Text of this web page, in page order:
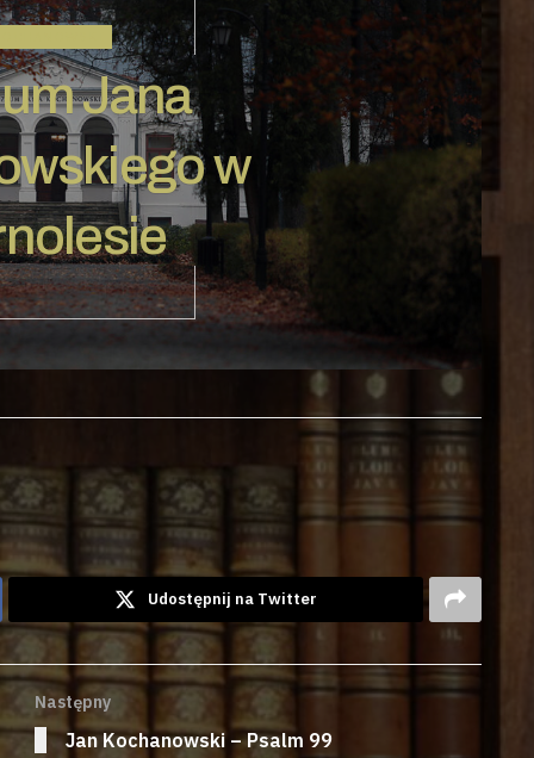
Jana
w
Udostępnij na Twitter
Następny
Jan Kochanowski – Psalm 99